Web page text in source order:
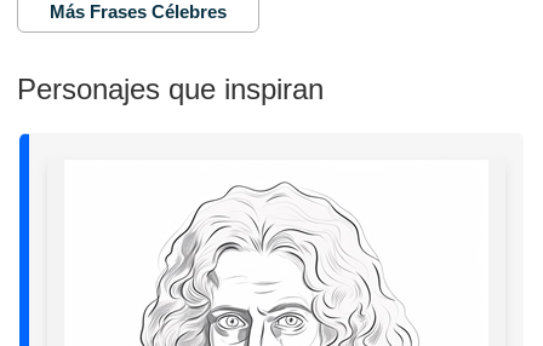
Más Frases Célebres
Personajes que inspiran